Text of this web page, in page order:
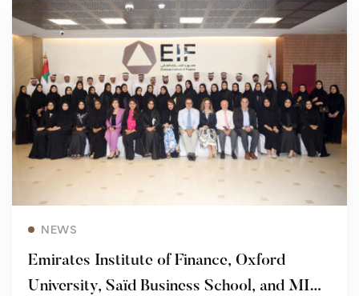
NEWS
Emirates Institute of Finance, Oxford
University, Saïd Business School, and MIT